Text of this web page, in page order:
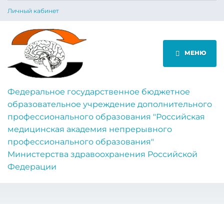
Личный кабинет
МЕНЮ
Федеральное государственное бюджетное
образовательное учреждение дополнительного
профессионального образования "Российская
медицинская академия непрерывного
профессионального образования"
Министерства здравоохранения Российской
Федерации